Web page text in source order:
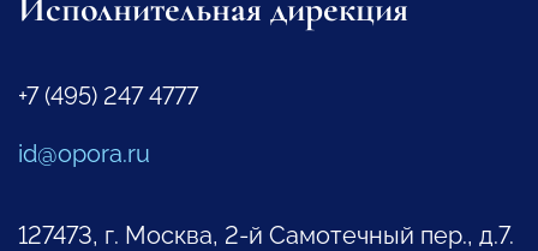
+7 (495) 247 4777
id@opora.ru
127473, г. Москва, 2-й Самотечный пер., д.7.